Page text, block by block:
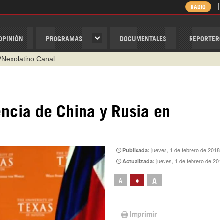
PROGRAMAS DOCUMENTALES
RADIO
79 29 404
de China y Rusia en
Publicada:jueves, 1 de febrero de
Actualizada:jueves, 1 de febrero de
A • A
Imprimir